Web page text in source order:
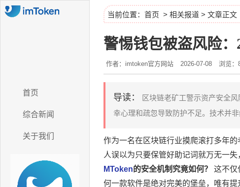
首页
综合新闻
关于我们
当前位置： 首页 > 相关报道 > 文章正文
警惕钱包被盗风险
作者：imtoken官方网站 2026-07-08 浏览：
导读：
区块链老矿工警示资产安全
幸心理和疏忽导致防护不足。技术并
作为一名在区块链行业摸爬滚打多年
人误以为只要保管好助记词就万无一
MToken的安全机制究竟如何？ 这不仅
何一款软件是绝对完美的堡垒，唯有